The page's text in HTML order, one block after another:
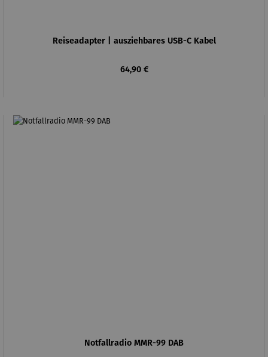
Reiseadapter | ausziehbares USB-C Kabel
Regulärer Preis:
64,90 €
Notfallradio MMR-99 DAB